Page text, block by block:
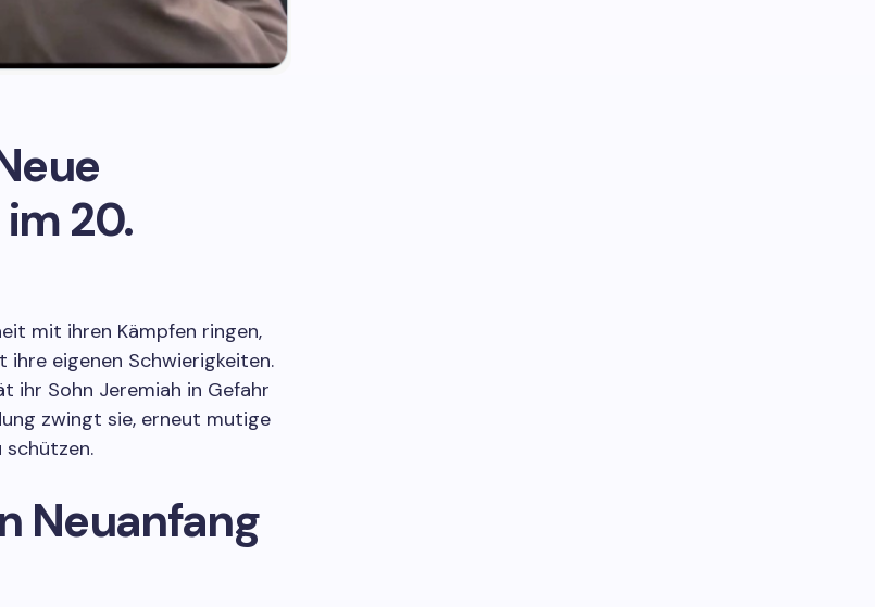
20.
mit ihren Kämpfen ringen,
ihre eigenen Schwierigkeiten.
ihr Sohn Jeremiah in Gefahr
zwingt sie, erneut mutige
schützen.
Neuanfang